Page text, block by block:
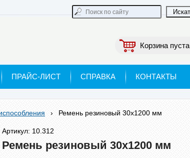
Корзина пуста
ПРАЙС-ЛИСТ СПРАВКА КОНТАКТЫ
› Ремень резиновый 30х1200 мм
Артикул: 10.312
Ремень резиновый 30х1200 мм